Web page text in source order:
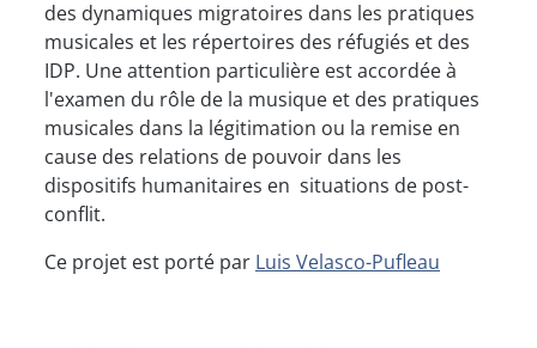
des dynamiques migratoires dans les pratiques
musicales et les répertoires des réfugiés et des
IDP. Une attention particulière est accordée à
l'examen du rôle de la musique et des pratiques
musicales dans la légitimation ou la remise en
cause des relations de pouvoir dans les
dispositifs humanitaires en situations de post-
conflit.
Ce projet est porté par Luis Velasco-Pufleau